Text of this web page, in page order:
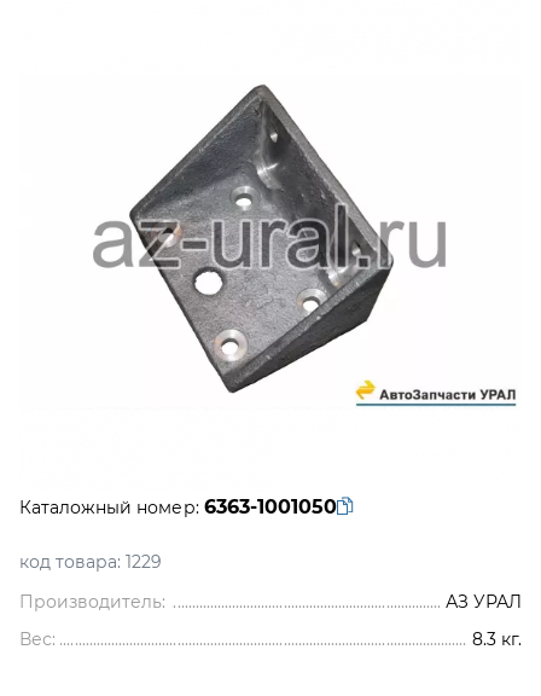
Каталожный номер: 6363-1001050
код товара: 1229
Производитель:
АЗ УРАЛ
Вес:
8.3 кг.